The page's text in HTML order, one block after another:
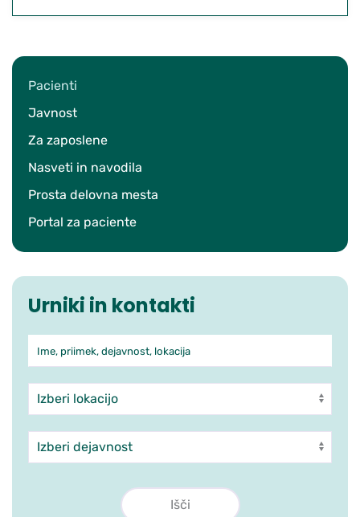
Pacienti
Javnost
Za zaposlene
Nasveti in navodila
Prosta delovna mesta
Portal za paciente
Urniki in kontakti
Iskanje po ambulantah in
Ime, priimek, dejavnost, lokacija
Enota
Dejavnost